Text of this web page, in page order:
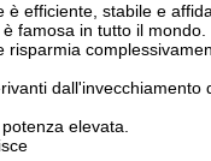
efficiente, stabile e
famosa in tutto il mondo.
dall'invecchiamento
elevata.